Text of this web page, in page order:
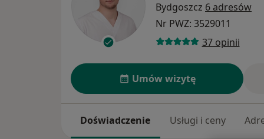
Bydgoszcz 6 adresów
Nr PWZ: 3529011
37 opinii
Umów wizytę
Doświadczenie Usługi i ceny